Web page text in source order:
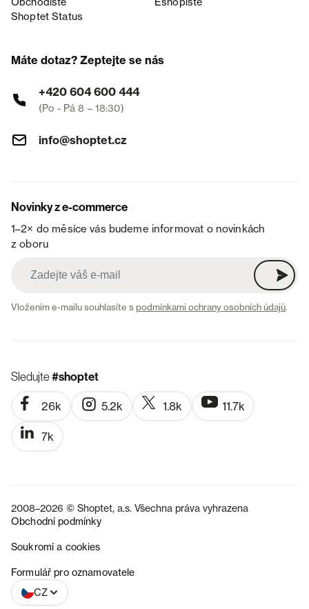
Shoptet Status
Máte dotaz? Zeptejte se nás
+420 604 600 444
(Po - Pá 8 – 18:30)
info@shoptet.cz
Novinky z e-commerce
1–2× do měsíce vás budeme informovat o novinkách
z oboru
Vložením e-mailu souhlasíte spodmínkami ochrany osobních údajů.
Sledujte#shoptet
26k 5.2k 1.8k 11.7k
7k
2008–2026 © Shoptet, a.s. Všechna práva vyhrazena
Obchodní podmínky
Soukromí a cookies
Formulář pro oznamovatele
CZ